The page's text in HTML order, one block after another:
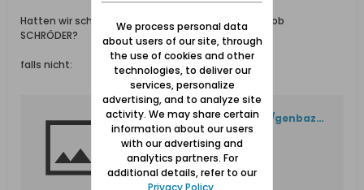
Hatten wir schon einen Sterbeeintrag des Carl Jakob
SCHRÖDER?
falls nicht:
https://metryki.genbaza.pl/genbaza,detail,357940,24
We process personal data
about users of our site, through
the use of cookies and other
technologies, to deliver our
services, personalize
advertising, and to analyze site
activity. We may share certain
information about our users
with our advertising and
analytics partners. For
additional details, refer to our
Privacy Policy.